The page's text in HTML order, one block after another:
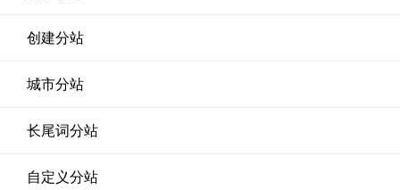
创建分站
城市分站
长尾词分站
自定义分站